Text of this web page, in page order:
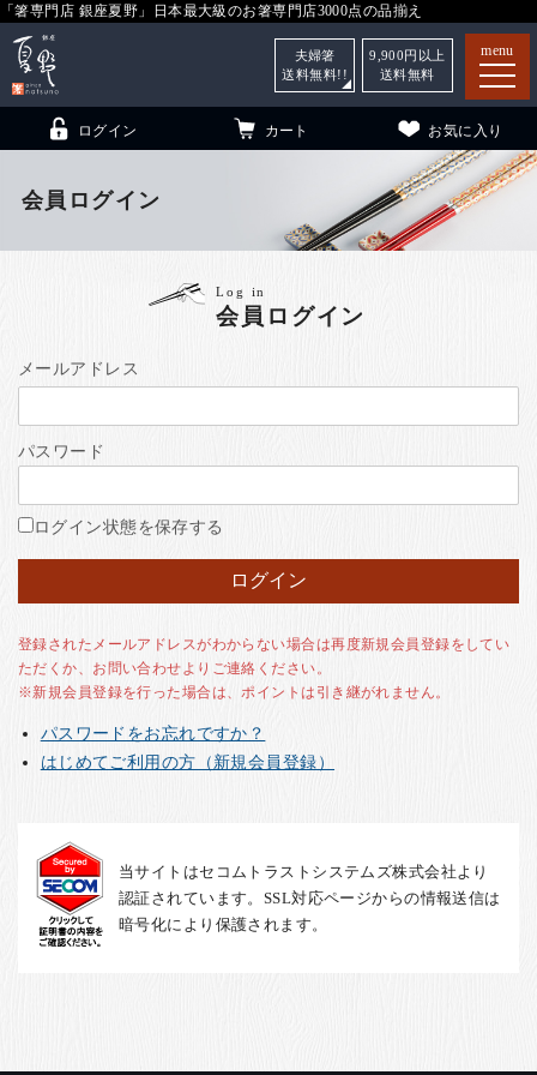
「箸専門店 銀座夏野」日本最大級のお箸専門店3000点の品揃え
menu
（贈答用・自宅用）
銀座夏野・箸長
ご利用ガイド
お客様の声
お知らせ
English
ログイン カート お気に入り
夫婦箸
送料無料!!
9,900 円以上
送料無料
会員ログイン
Log in
会員ログイン
メールアドレス
パスワード
ログイン状態を保存する
登録されたメールアドレスがわからない場合は再度新規会員登録をしてい
ただくか、お問い合わせよりご連絡ください。
※新規会員登録を行った場合は、ポイントは引き継がれません。
パスワードをお忘れですか？
はじめてご利用の方（新規会員登録）
当サイトはセコムトラストシステムズ株式会社より
認証されています。SSL対応ページからの情報送信は
暗号化により保護されます。